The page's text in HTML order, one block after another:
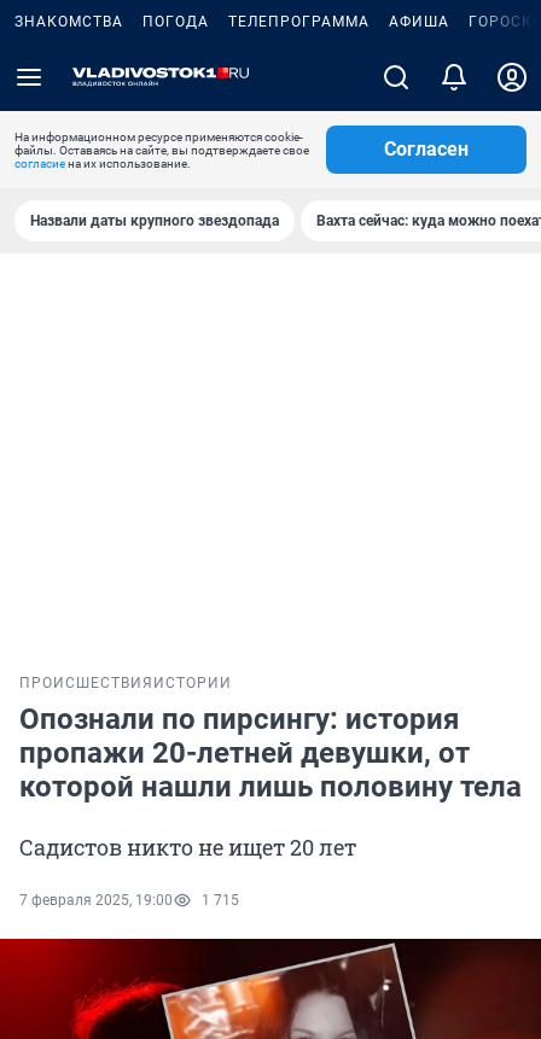
ЗНАКОМСТВА ПОГОДА ТЕЛЕПРОГРАММА АФИША
На информационном ресурсе применяются cookie-
файлы. Оставаясь на сайте, вы подтверждаете свое
согласиена их использование.
Согласен
Назвали даты крупного звездопада Вахта сейчас: куда можно
ПРОИСШЕСТВИЯ ИСТОРИИ
Опознали по пирсингу: история
пропажи 20-летней девушки, от
которой нашли лишь половину тела
Садистов никто не ищет 20 лет
7 февраля 2025, 19:00 1 715